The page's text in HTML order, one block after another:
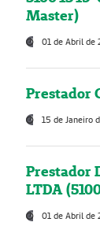
Master)
01 de Abril de
Prestador
15 de Janeiro
Prestador
LTDA
01 de Abril de